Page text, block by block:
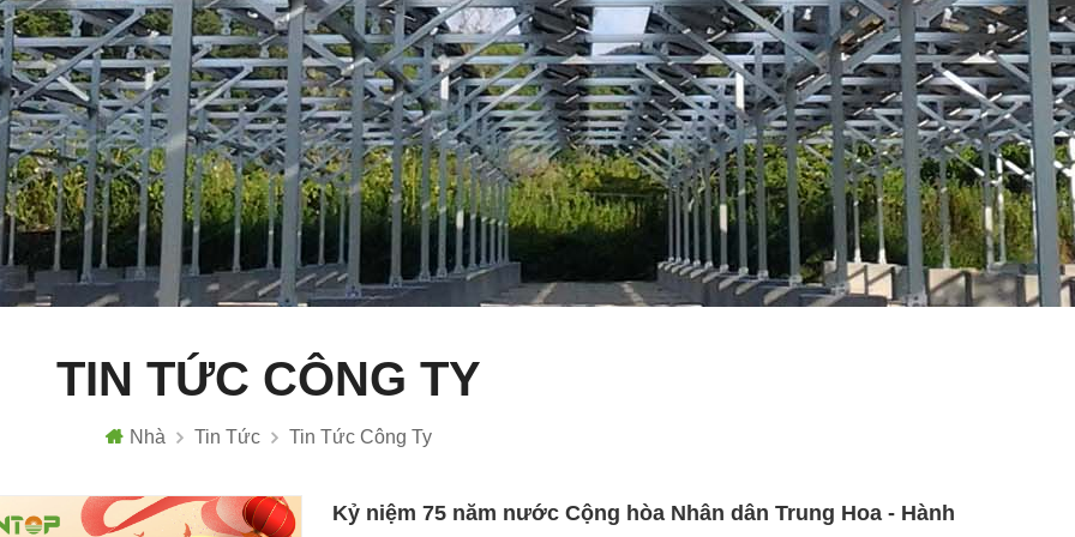
TIN TỨC CÔNG TY
Nhà Tin Tức Tin Tức Công Ty
Kỷ niệm 75 năm nước Cộng hòa Nhân dân Trung Hoa - Hành